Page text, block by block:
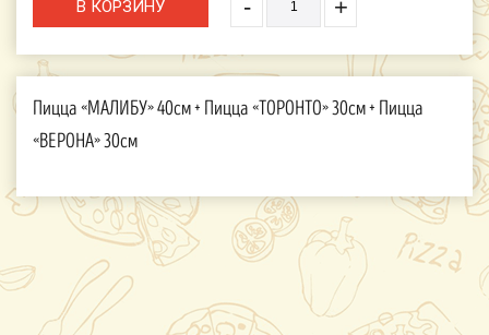
- +
Пицца «МАЛИБУ» 40см + Пицца «ТОРОНТО» 30см + Пицца
«ВЕРОНА» 30см